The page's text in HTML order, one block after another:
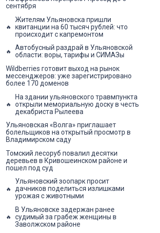
сентября
Жителям Ульяновска пришли
квитанции на 60 тысяч рублей: что
происходит с капремонтом
Автобусный раздрай в Ульяновской
области: воры, тарифы и СИМАЗы
Wildberries готовит выход на рынок
мессенджеров: уже зарегистрировано
более 170 доменов
На здании ульяновского травмпункта
открыли мемориальную доску в честь
декабриста Рылеева
Ульяновская «Волга» приглашает
болельщиков на открытый просмотр в
Владимирском саду
Томский лесоруб повалил десятки
деревьев в Кривошеинском районе и
пошел под суд
Ульяновский зоопарк просит
дачников поделиться излишками
урожая с животными
В Ульяновске задержан ранее
судимый за грабеж женщины в
Заволжском районе